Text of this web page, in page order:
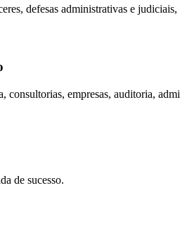
defesas administrativas e
consultorias, empresas, auditoria,
de sucesso.